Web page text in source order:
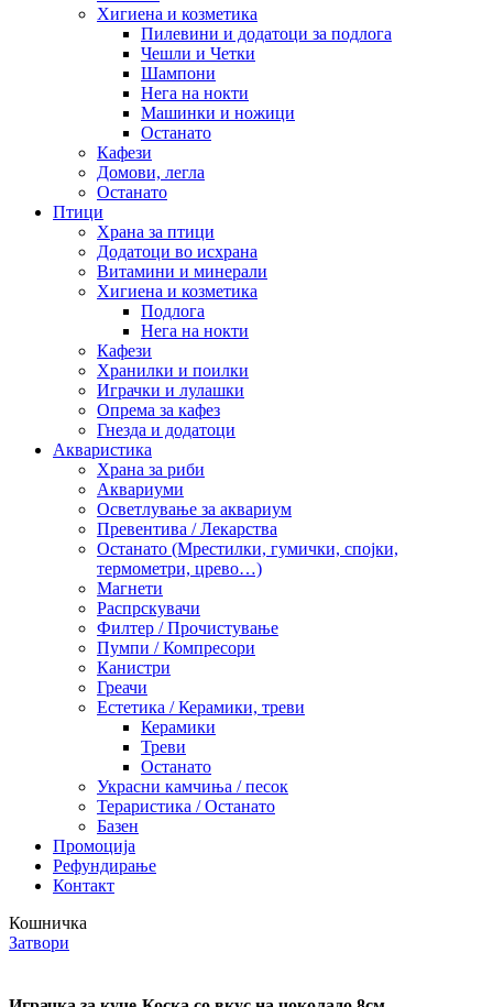
Хигиена и козметика
Пилевини и додатоци за подлога
Чешли и Четки
Шампони
Нега на нокти
Машинки и ножици
Останато
Кафези
Домови, легла
Останато
Птици
Храна за птици
Додатоци во исхрана
Витамини и минерали
Хигиена и козметика
Подлога
Нега на нокти
Кафези
Хранилки и поилки
Играчки и лулашки
Опрема за кафез
Гнезда и додатоци
Акваристика
Храна за риби
Аквариуми
Осветлување за аквариум
Превентива / Лекарства
Останато (Мрестилки, гумички, спојки,
термометри, црево…)
Магнети
Распрскувачи
Филтер / Прочистување
Пумпи / Компресори
Канистри
Греачи
Естетика / Керамики, треви
Керамики
Треви
Останато
Украсни камчиња / песок
Тераристика / Останато
Базен
Промоција
Рефундирање
Контакт
Кошничка
Затвори